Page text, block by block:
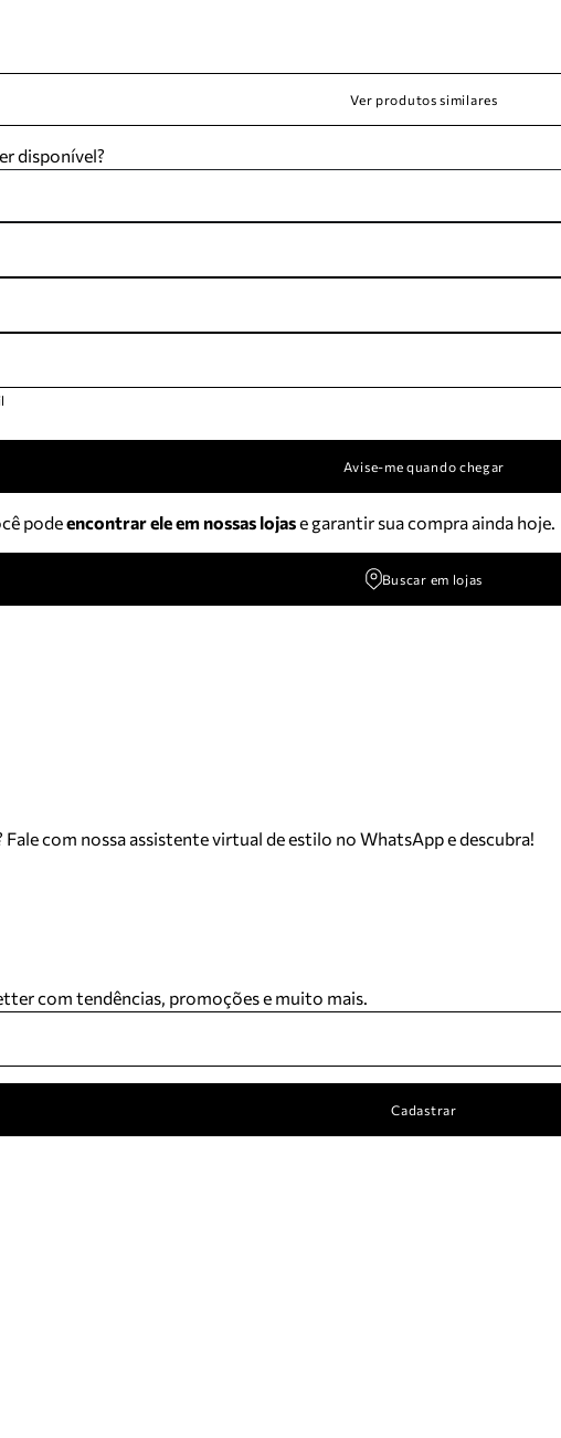
Ver produtos similares
disponível?
Avise-me quando chegar
podeencontrar ele em nossas lojase garantir sua compra ainda hoje.
Buscar em lojas
Fale com nossa assistente virtual de estilo no WhatsApp e descubra!
com tendências, promoções e muito mais.
Cadastrar